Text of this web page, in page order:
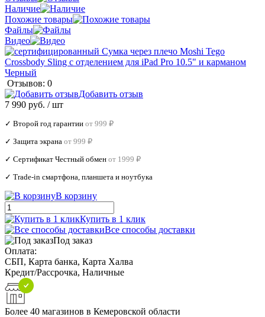
Наличие
Похожие товары
Файлы
Видео
Отзывов: 0
Добавить отзыв
7 990 руб. / шт
✓ Второй год гарантии от 999 ₽
✓ Защита экрана от 999 ₽
✓ Сертификат Честный обмен от 1999 ₽
✓ Trade‑in смартфона, планшета и ноутбука
В корзину
Купить в 1 клик
Все способы доставки
Под заказ
Оплата:
СБП, Карта банка, Карта Халва
Кредит/Рассрочка, Наличные
Более 40 магазинов в Кемеровской области